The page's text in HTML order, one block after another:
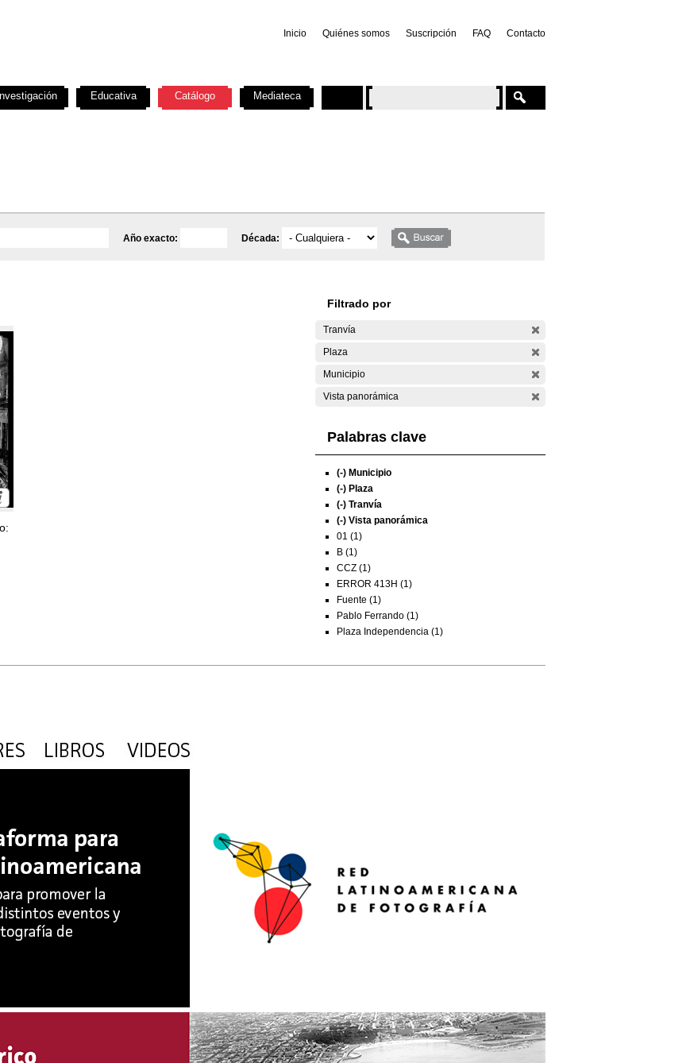
Inicio Quiénes somos Suscripción FAQ Contacto
Año exacto: Década:
Filtrado por
Tranvía
Plaza
Municipio
Vista panorámica
Palabras clave
(-) Municipio
(-) Plaza
(-) Tranvía
(-) Vista panorámica
01 (1)
B (1)
CCZ (1)
ERROR 413H (1)
Fuente (1)
Pablo Ferrando (1)
Plaza Independencia (1)
Investigación Educativa Catálogo Mediateca